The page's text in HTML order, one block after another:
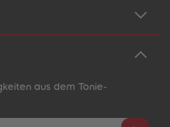
aus dem Tonie-